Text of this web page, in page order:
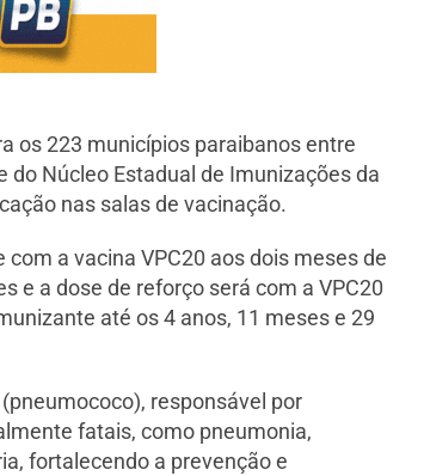
os 223 municípios paraibanos entre
do Núcleo Estadual de Imunizações da
nas salas de vacinação.
a vacina VPC20 aos dois meses de
e a dose de reforço será com a VPC20
até os 4 anos, 11 meses e 29
responsável por
fatais, como pneumonia,
fortalecendo a prevenção e